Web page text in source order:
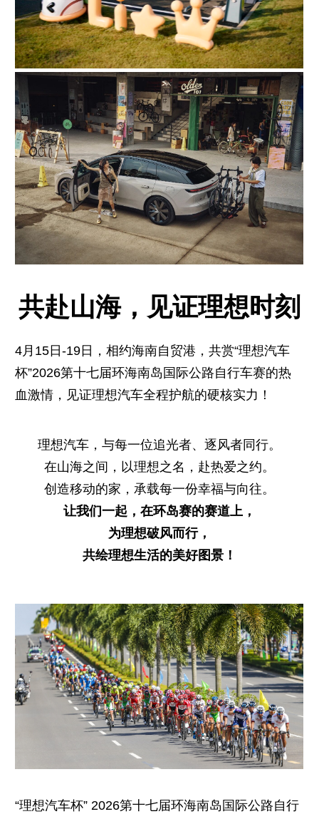
共赴山海，见证理想时刻
4月15日-19日，相约海南自贸港，共赏“理想汽车
杯”2026第十七届环海南岛国际公路自行车赛的热
血激情，见证理想汽车全程护航的硬核实力！
理想汽车，与每一位追光者、逐风者同行。
在山海之间，以理想之名，赴热爱之约。
创造移动的家，承载每一份幸福与向往。
让我们一起，在环岛赛的赛道上，
为理想破风而行，
共绘理想生活的美好图景！
“理想汽车杯” 2026第十七届环海南岛国际公路自行